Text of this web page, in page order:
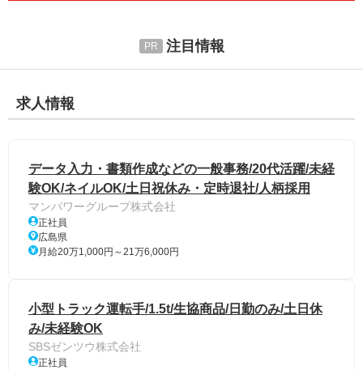
注目情報
求人情報
データ入力・書類作成などの一般事務/20代活躍/未経
験OK/ネイルOK/土日祝休み・定時退社/人柄採用
マンパワーグループ株式会社
正社員
広島県
月給20万1,000円～21万6,000円
小型トラック運転手/1.5t/生協商品/日勤のみ/土日休
み/未経験OK
SBSゼンツウ株式会社
正社員